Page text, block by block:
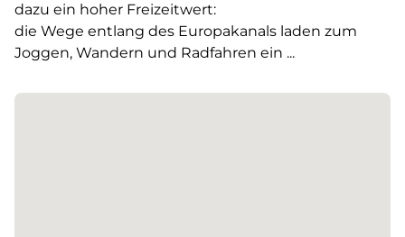
dazu ein hoher Freizeitwert:
die Wege entlang des Europakanals laden zum
Joggen, Wandern und Radfahren ein ...